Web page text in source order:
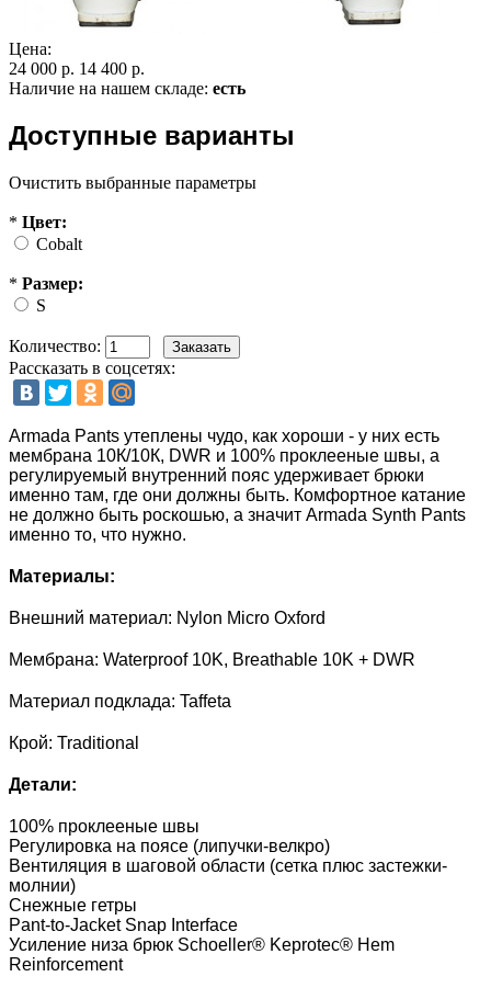
Цена:
24 000 р. 14 400 р.
Наличие на нашем складе: есть
Доступные варианты
Очистить выбранные параметры
* Цвет:
Cobalt
* Размер:
S
Количество:
Рассказать в соцсетях:
Armada Pants утеплены чудо, как хороши - у них есть
мембрана 10К/10К, DWR и 100% проклееные швы, а
регулируемый внутренний пояс удерживает брюки
именно там, где они должны быть. Комфортное катание
не должно быть роскошью, а значит Armada Synth Pants
именно то, что нужно.
Материалы:
Внешний материал: Nylon Micro Oxford
Мембрана: Waterproof 10K, Breathable 10K + DWR
Материал подклада: Taffeta
Крой: Traditional
Детали:
100% проклееные швы
Регулировка на поясе (липучки-велкро)
Вентиляция в шаговой области (сетка плюс застежки-
молнии)
Снежные гетры
Pant-to-Jacket Snap Interface
Усиление низа брюк Schoeller® Keprotec® Hem
Reinforcement